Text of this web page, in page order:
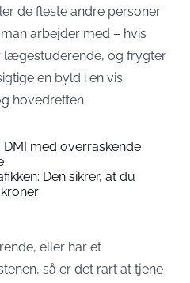
de fleste andre personer
arbejder med – hvis
lægestuderende, og frygter
en byld i en vis
hovedretten.
DMI med overraskende
Den sikrer, at du
eller har et
så er det rart at tjene